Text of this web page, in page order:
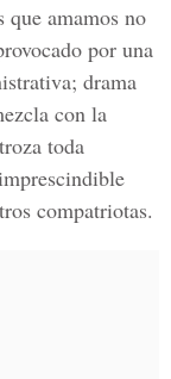
que amamos no
por una
drama
con la
toda
compatriotas.